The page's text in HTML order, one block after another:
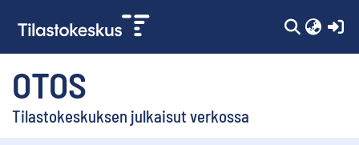
OTOS
Tilastokeskuksen julkaisut verkossa